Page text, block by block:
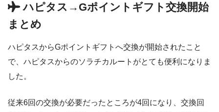
ハピタス→Gポイントギフト交換開始
まとめ
ハピタスからGポイントギフトへ交換が開始されたこと
で、ハピタスからのソラチカルートがとても便利になりま
した。
従来6回の交換が必要だったところが4回になり、交換回